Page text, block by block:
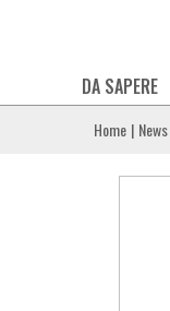
DA SAPERE
Home News